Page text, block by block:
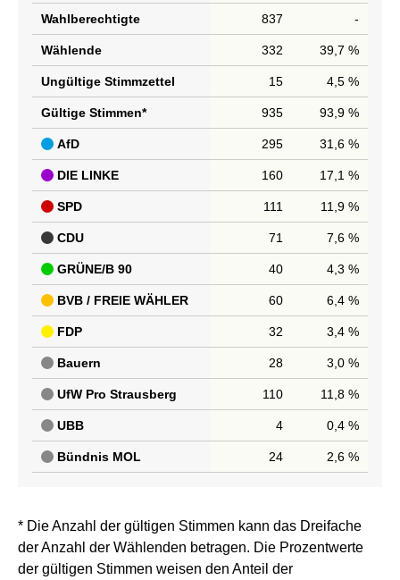
Wahlberechtigte 837 -
Wählende 332 39,7 %
Ungültige Stimmzettel 15 4,5 %
Gültige Stimmen* 935 93,9 %
AfD 295 31,6 %
DIE LINKE 160 17,1 %
SPD 111 11,9 %
CDU 71 7,6 %
GRÜNE/B 90 40 4,3 %
BVB / FREIE WÄHLER 60 6,4 %
FDP 32 3,4 %
Bauern 28 3,0 %
UfW Pro Strausberg 110 11,8 %
UBB 4 0,4 %
Bündnis MOL 24 2,6 %
* Die Anzahl der gültigen Stimmen kann das Dreifache
der Anzahl der Wählenden betragen. Die Prozentwerte
der gültigen Stimmen weisen den Anteil der